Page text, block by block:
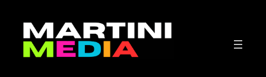
Inhalt
springen